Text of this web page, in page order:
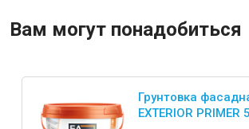
Вам могут понадобиться
Грунтовка
EXTERIOR PRIMER